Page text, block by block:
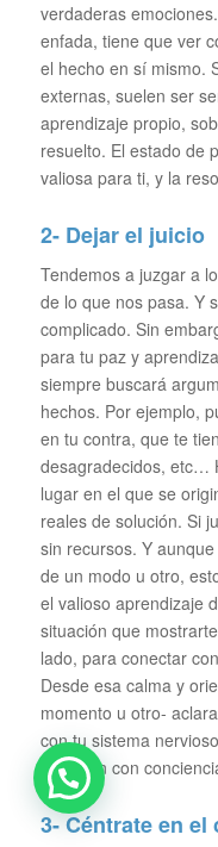
verdaderas
enfada, tiene que ver
el hecho en sí mismo.
externas, suelen ser
aprendizaje propio,
resuelto. El estado de
valiosa para ti, y la
2- Dejar el juicio
Tendemos a juzgar a
de lo que nos pasa. Y
complicado. Sin
para tu paz y
siempre buscará
hechos. Por ejemplo,
en tu contra, que te
desagradecidos, etc…
lugar en el que se
reales de solución. Si
sin recursos. Y
de un modo u otro,
el valioso aprendizaje
situación que
lado, para conectar
Desde esa calma y
momento u otro-
con tu sistema
situación con
3- Céntrate en el